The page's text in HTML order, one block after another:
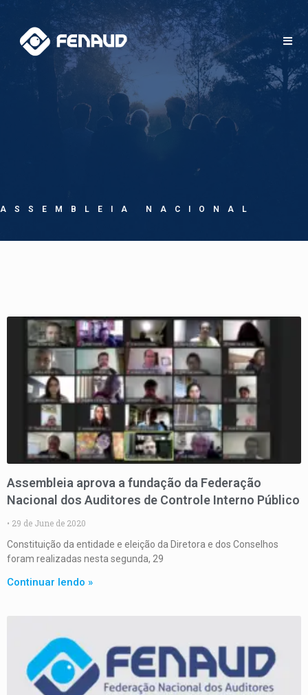
ASSEMBLEIA NACIONAL
Assembleia aprova a fundação da Federação
Nacional dos Auditores de Controle Interno Público
29 de June de 2020
Constituição da entidade e eleição da Diretora e dos Conselhos
foram realizadas nesta segunda, 29
Continuar lendo »